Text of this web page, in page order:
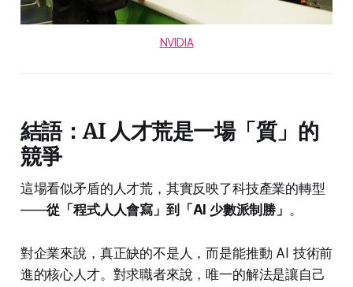
NVIDIA
結語：AI 人才荒是一場「質」的
競爭
這場看似矛盾的人才荒，其實反映了科技產業的轉型
——從「程式人人會寫」到「AI 少數派制勝」 。
對企業來說，真正缺的不是人，而是能推動 AI 技術前
進的核心人才。對求職者來說，唯一的解法是讓自己